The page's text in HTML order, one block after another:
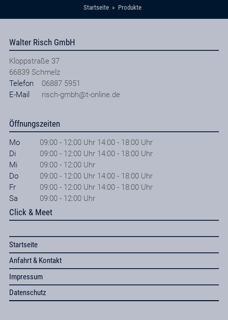
Startseite Produkte
Walter Risch GmbH
Kloppstraße 37
66839 Schmelz
Telefon
06887 5951
E-Mail
risch-gmbh@t-online.de
Öffnungszeiten
Mo
09:00 - 12:00 Uhr 14:00 - 18:00 Uhr
Di
09:00 - 12:00 Uhr 14:00 - 18:00 Uhr
Mi
09:00 - 12:00 Uhr
Do
09:00 - 12:00 Uhr 14:00 - 18:00 Uhr
Fr
09:00 - 12:00 Uhr 14:00 - 18:00 Uhr
Sa
09:00 - 12:00 Uhr
Click & Meet
Startseite
Anfahrt & Kontakt
Impressum
Datenschutz